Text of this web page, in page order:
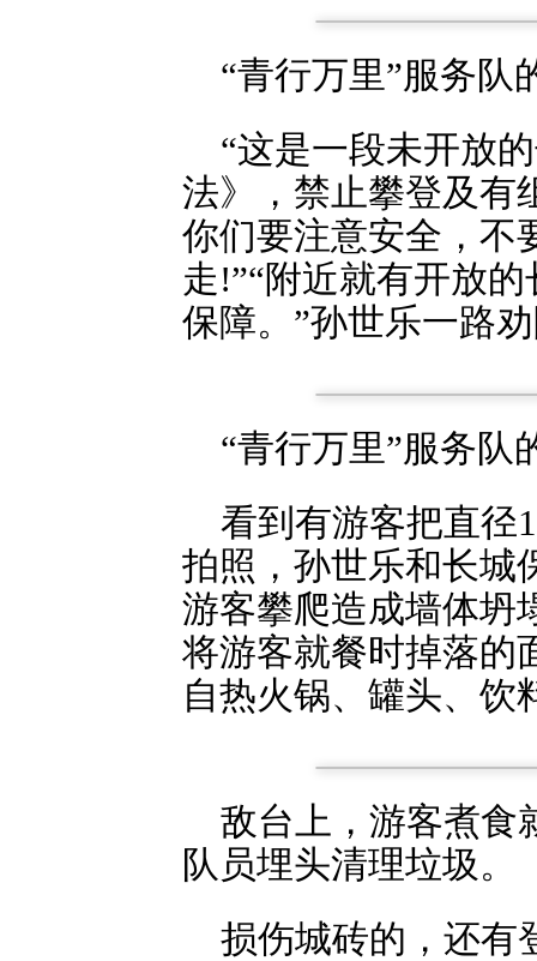
“青行万里”服务队
“这是一段未开放
法》，禁止攀登及有
你们要注意安全，不
走!”“附近就有开放
保障。”孙世乐一路
“青行万里”服务队
看到有游客把直径
拍照，孙世乐和长城
游客攀爬造成墙体坍
将游客就餐时掉落的
自热火锅、罐头、饮
敌台上，游客煮食
队员埋头清理垃圾。
损伤城砖的，还有